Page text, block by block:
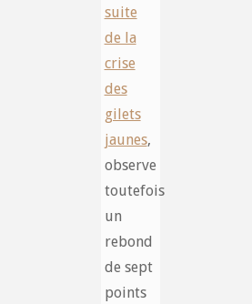
suite
de la
crise
des
gilets
jaunes,
observe
toutefois
un
rebond
de sept
points